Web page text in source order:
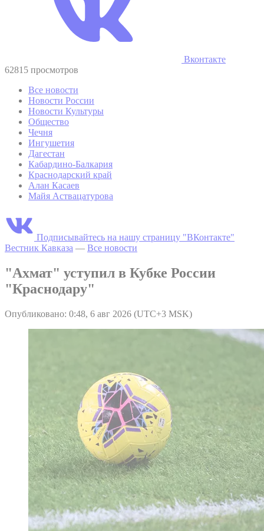
Вконтакте
62815 просмотров
Все новости
Новости России
Новости Культуры
Общество
Чечня
Ингушетия
Дагестан
Кабардино-Балкария
Краснодарский край
Алан Касаев
Майя Аствацатурова
Подписывайтесь на нашу страницу "ВКонтакте"
Вестник Кавказа — Все новости
"Ахмат" уступил в Кубке России
"Краснодару"
Опубликовано: 0:48, 6 авг 2026 (UTC+3 MSK)